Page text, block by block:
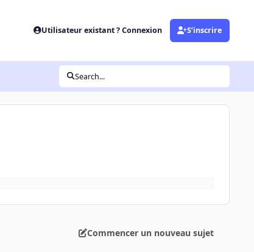
Utilisateur existant ? Connexion S’inscrire
Search...
Commencer un nouveau sujet